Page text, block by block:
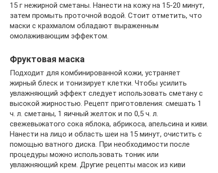
15 г нежирной сметаны. Нанести на кожу на 15-20 минут,
затем промыть проточной водой. Стоит отметить, что
маски с крахмалом обладают выраженным
омолаживающим эффектом.
Фруктовая маска
Подходит для комбинированной кожи, устраняет
жирный блеск и тонизирует клетки. Чтобы усилить
увлажняющий эффект следует использовать сметану с
высокой жирностью. Рецепт приготовления: смешать 1
ч. л. сметаны, 1 яичный желток и по 0,5 ч. л.
свежевыжатого сока яблока, абрикоса, апельсина и киви.
Нанести на лицо и область шеи на 15 минут, очистить с
помощью ватного диска. При необходимости после
процедуры можно использовать тоник или
увлажняющий крем. Другие рецепты масок из киви